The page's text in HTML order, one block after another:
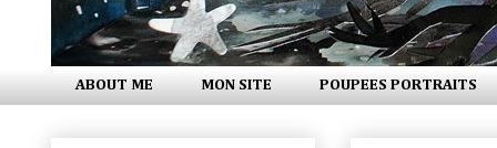
ABOUT ME MON SITE POUPEES PORTRAITS